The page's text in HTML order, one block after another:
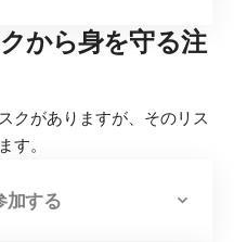
から身を守る注
クがありますが、そのリス
す。
加する